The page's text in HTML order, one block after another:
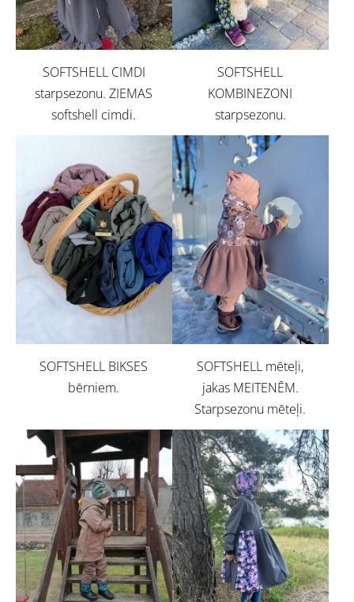
SOFTSHELL CIMDI
starpsezonu. ZIEMAS
softshell cimdi.
SOFTSHELL
KOMBINEZONI
starpsezonu.
SOFTSHELL BIKSES
bērniem.
SOFTSHELL mēteļi,
jakas MEITENĒM.
Starpsezonu mēteļi.